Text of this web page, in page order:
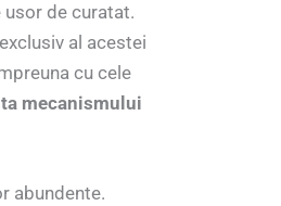
de curatat.
al acestei
cu cele
mecanismului
abundente.